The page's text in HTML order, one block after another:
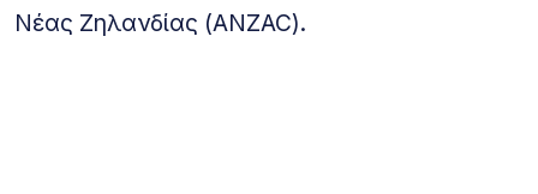
Νέας Ζηλανδίας (ANZAC).